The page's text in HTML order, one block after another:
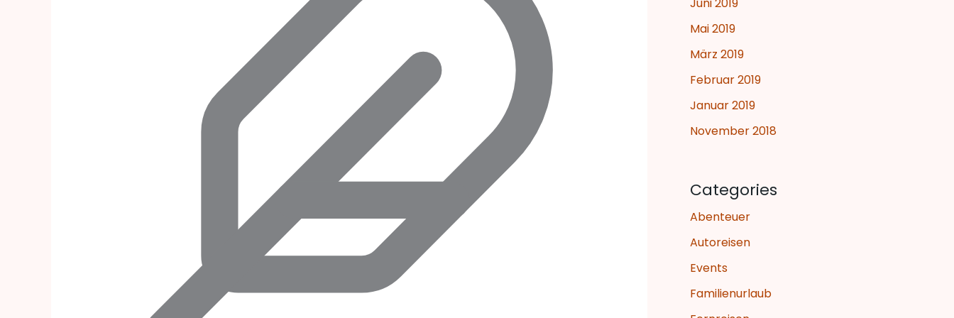
Mai 2019
März 2019
Februar 2019
Januar 2019
November 2018
Categories
Abenteuer
Autoreisen
Events
Familienurlaub